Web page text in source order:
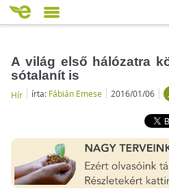
A világ első hálózatra
sótalanít is
Hír írta: Fábián Emese 2016/01/06